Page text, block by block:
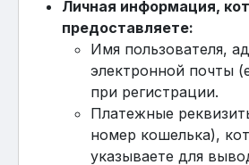
Личная информация,
предоставляете:
Имя пользователя,
электронной почты
при регистрации.
Платежные
номер кошелька),
указываете для